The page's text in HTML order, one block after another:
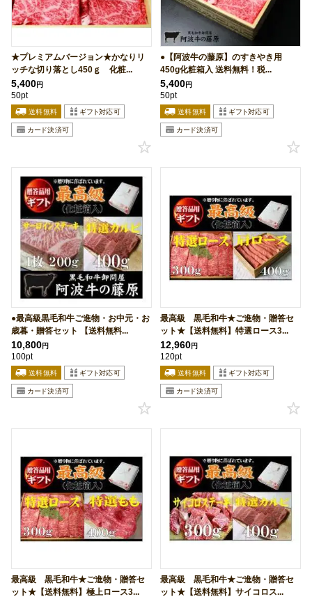
★プレミアムバージョン★かなりリ
ッチな切り落とし450ｇ 化粧...
5,400円
50pt
●【阿波牛の藤原】のすきやき用
450g化粧箱入 送料無料！税...
5,400円
50pt
●最高級黒毛和牛ご進物・お中元・お
歳暮・贈答セット 【送料無料...
10,800円
100pt
最高級 黒毛和牛★ご進物・贈答セ
ット★【送料無料】特選ロース3...
12,960円
120pt
最高級 黒毛和牛★ご進物・贈答セ
ット★【送料無料】極上ロース3...
最高級 黒毛和牛★ご進物・贈答セ
ット★【送料無料】サイコロス...